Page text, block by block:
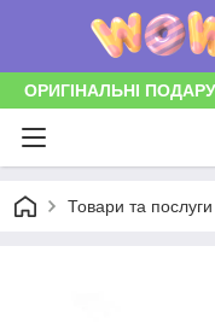
ОРИГІНАЛЬНІ
Товари та послуги